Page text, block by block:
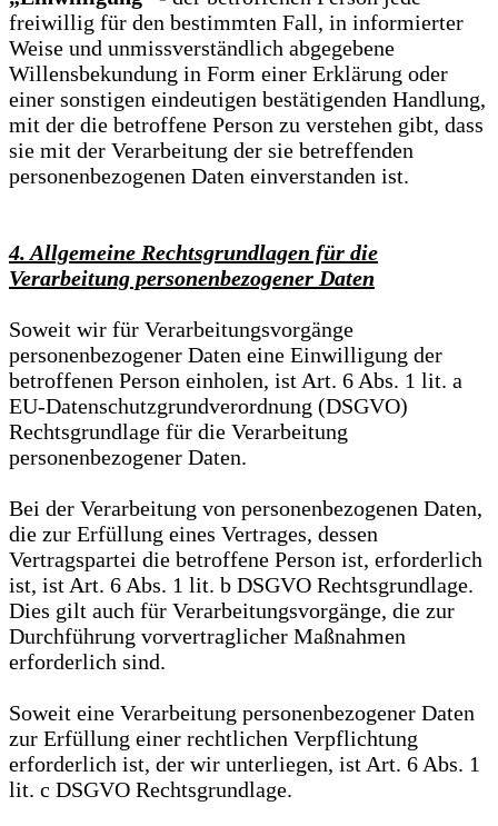
freiwillig für den bestimmten Fall, in informierter
Weise und unmissverständlich abgegebene
Willensbekundung in Form einer Erklärung oder
einer sonstigen eindeutigen bestätigenden Handlung,
mit der die betroffene Person zu verstehen gibt, dass
sie mit der Verarbeitung der sie betreffenden
personenbezogenen Daten einverstanden ist.
4. Allgemeine Rechtsgrundlagen für die
Verarbeitung personenbezogener Daten
Soweit wir für Verarbeitungsvorgänge
personenbezogener Daten eine Einwilligung der
betroffenen Person einholen, ist Art. 6 Abs. 1 lit. a
EU-Datenschutzgrundverordnung (DSGVO)
Rechtsgrundlage für die Verarbeitung
personenbezogener Daten.
Bei der Verarbeitung von personenbezogenen Daten,
die zur Erfüllung eines Vertrages, dessen
Vertragspartei die betroffene Person ist, erforderlich
ist, ist Art. 6 Abs. 1 lit. b DSGVO Rechtsgrundlage.
Dies gilt auch für Verarbeitungsvorgänge, die zur
Durchführung vorvertraglicher Maßnahmen
erforderlich sind.
Soweit eine Verarbeitung personenbezogener Daten
zur Erfüllung einer rechtlichen Verpflichtung
erforderlich ist, der wir unterliegen, ist Art. 6 Abs. 1
lit. c DSGVO Rechtsgrundlage.